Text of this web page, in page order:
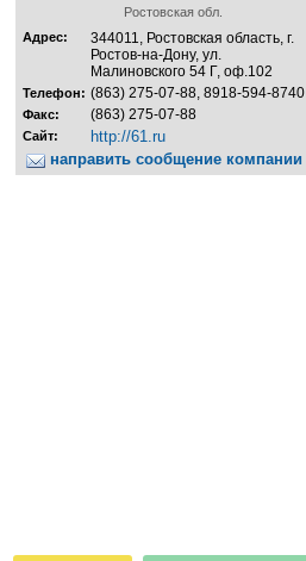
Ростовская обл.
Адрес:
344011, Ростовская область, г.
Ростов-на-Дону, ул.
Малиновского 54 Г, оф.102
Телефон: (863) 275-07-88, 8918-594-8740
Факс: (863) 275-07-88
Сайт:
http://61.ru
направить сообщение компании